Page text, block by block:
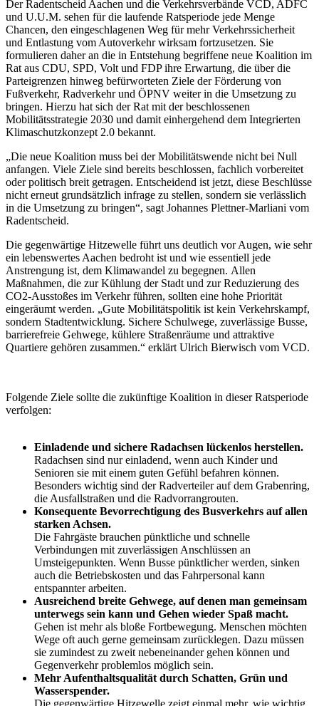
Der Radentscheid Aachen und die Verkehrsverbände VCD, ADFC
und U.U.M. sehen für die laufende Ratsperiode jede Menge
Chancen, den eingeschlagenen Weg für mehr Verkehrssicherheit
und Entlastung vom Autoverkehr wirksam fortzusetzen. Sie
formulieren daher an die in Entstehung begriffene neue Koalition im
Rat aus CDU, SPD, Volt und FDP ihre Erwartung, die über die
Parteigrenzen hinweg befürworteten Ziele der Förderung von
Fußverkehr, Radverkehr und ÖPNV weiter in die Umsetzung zu
bringen. Hierzu hat sich der Rat mit der beschlossenen
Mobilitätsstrategie 2030 und damit einhergehend dem Integrierten
Klimaschutzkonzept 2.0 bekannt.
„Die neue Koalition muss bei der Mobilitätswende nicht bei Null
anfangen. Viele Ziele sind bereits beschlossen, fachlich vorbereitet
oder politisch breit getragen. Entscheidend ist jetzt, diese Beschlüsse
nicht erneut grundsätzlich infrage zu stellen, sondern sie verlässlich
in die Umsetzung zu bringen“, sagt Johannes Plettner-Marliani vom
Radentscheid.
Die gegenwärtige Hitzewelle führt uns deutlich vor Augen, wie sehr
ein lebenswertes Aachen bedroht ist und wie essentiell jede
Anstrengung ist, dem Klimawandel zu begegnen. Allen
Maßnahmen, die zur Kühlung der Stadt und zur Reduzierung des
CO2-Ausstoßes im Verkehr führen, sollten eine hohe Priorität
eingeräumt werden. „Gute Mobilitätspolitik ist kein Verkehrskampf,
sondern Stadtentwicklung. Sichere Schulwege, zuverlässige Busse,
barrierefreie Gehwege, kühlere Straßenräume und attraktive
Quartiere gehören zusammen.“ erklärt Ulrich Bierwisch vom VCD.
Folgende Ziele sollte die zukünftige Koalition in dieser Ratsperiode
verfolgen:
Einladende und sichere Radachsen lückenlos herstellen.
Radachsen sind nur einladend, wenn auch Kinder und
Senioren sie mit einem guten Gefühl befahren können.
Besonders wichtig sind der Radverteiler auf dem Grabenring,
die Ausfallstraßen und die Radvorrangrouten.
Konsequente Bevorrechtigung des Busverkehrs auf allen
starken Achsen.
Die Fahrgäste brauchen pünktliche und schnelle
Verbindungen mit zuverlässigen Anschlüssen an
Umsteigepunkten. Wenn Busse pünktlicher werden, sinken
auch die Betriebskosten und das Fahrpersonal kann
entspannter arbeiten.
Ausreichend breite Gehwege, auf denen man gemeinsam
unterwegs sein kann und Gehen wieder Spaß macht.
Gehen ist mehr als bloße Fortbewegung. Menschen möchten
Wege oft auch gerne gemeinsam zurücklegen. Dazu müssen
sie zumindest zu zweit nebeneinander gehen können und
Gegenverkehr problemlos möglich sein.
Mehr Aufenthaltsqualität durch Schatten, Grün und
Wasserspender.
Die gegenwärtige Hitzewelle zeigt einmal mehr, wie wichtig